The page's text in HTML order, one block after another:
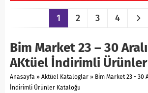
1 2 3 4
Bim Market 23 – 30
AKtüel İndirimli
Anasayfa » Aktüel Kataloglar » Bim Market 23 - 30
İndirimli Ürünler Kataloğu